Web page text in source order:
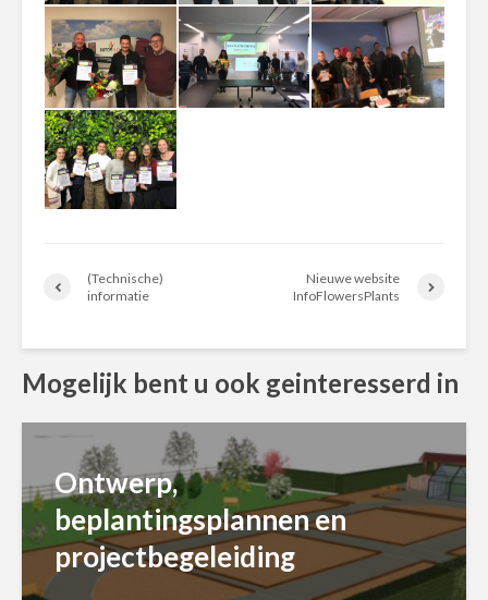
(Technische)
informatie
Nieuwe website
InfoFlowersPlants
Mogelijk bent u ook geinteresserd in
Ontwerp,
beplantingsplannen en
projectbegeleiding